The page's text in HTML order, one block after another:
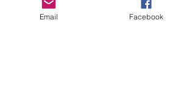
Email Facebook